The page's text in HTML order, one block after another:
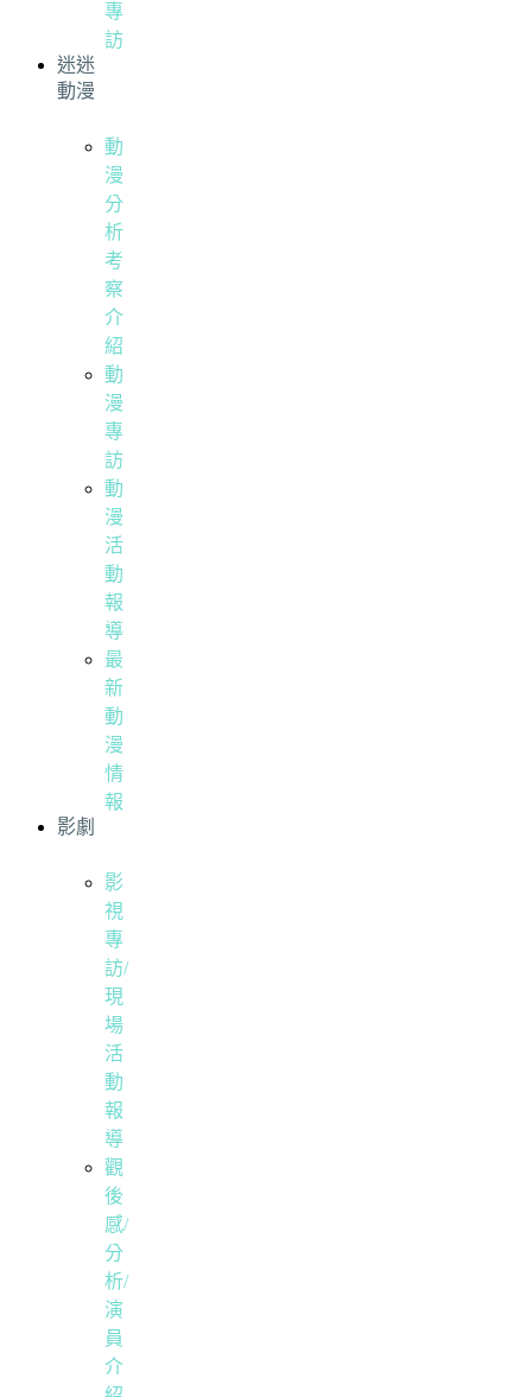
專
訪
迷迷
動漫
動
漫
分
析
考
察
介
紹
動
漫
專
訪
動
漫
活
動
報
導
最
新
動
漫
情
報
影劇
影
視
專
訪/
現
場
活
動
報
導
觀
後
感/
分
析/
演
員
介